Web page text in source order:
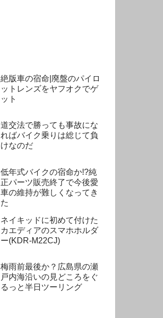
絶版車の宿命|廃盤のパイロ
ットレンズをヤフオクでゲ
ット
道交法で勝っても事故にな
ればバイク乗りは総じて負
けなのだ
低年式バイクの宿命か!?純
正パーツ販売終了で今後愛
車の維持が難しくなってき
た
ネイキッドに初めて付けた
カエディアのスマホホルダ
ー(KDR-M22CJ)
梅雨前最後か？広島県の瀬
戸内海沿いの見どころをぐ
るっと半日ツーリング